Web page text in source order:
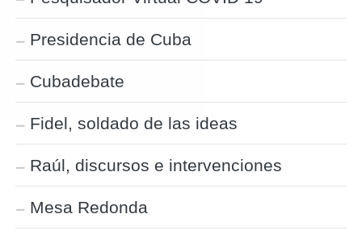
Presidencia de Cuba
Cubadebate
Fidel, soldado de las ideas
Raúl, discursos e intervenciones
Mesa Redonda